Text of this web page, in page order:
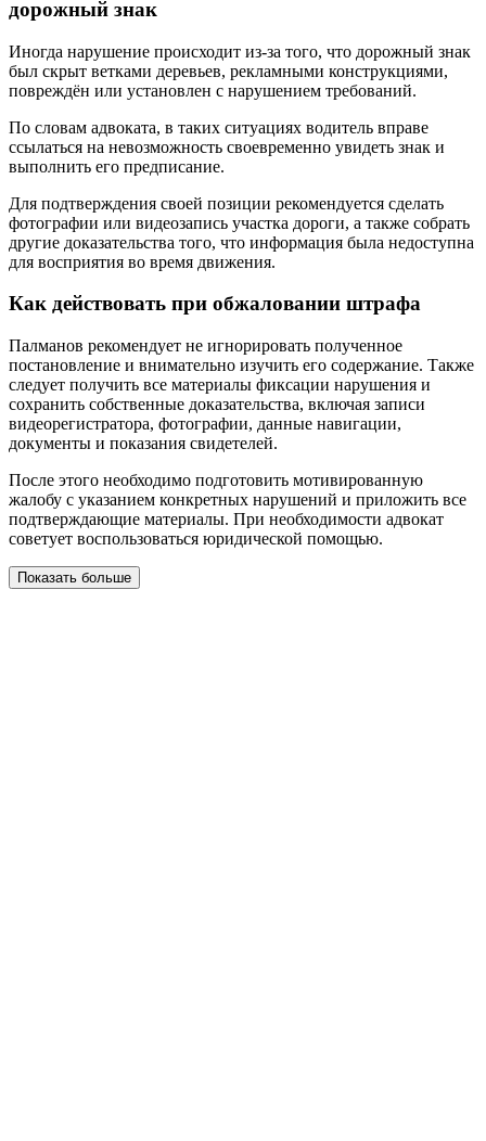
дорожный знак
Иногда нарушение происходит из-за того, что дорожный знак
был скрыт ветками деревьев, рекламными конструкциями,
повреждён или установлен с нарушением требований.
По словам адвоката, в таких ситуациях водитель вправе
ссылаться на невозможность своевременно увидеть знак и
выполнить его предписание.
Для подтверждения своей позиции рекомендуется сделать
фотографии или видеозапись участка дороги, а также собрать
другие доказательства того, что информация была недоступна
для восприятия во время движения.
Как действовать при обжаловании штрафа
Палманов рекомендует не игнорировать полученное
постановление и внимательно изучить его содержание. Также
следует получить все материалы фиксации нарушения и
сохранить собственные доказательства, включая записи
видеорегистратора, фотографии, данные навигации,
документы и показания свидетелей.
После этого необходимо подготовить мотивированную
жалобу с указанием конкретных нарушений и приложить все
подтверждающие материалы. При необходимости адвокат
советует воспользоваться юридической помощью.
Показать больше